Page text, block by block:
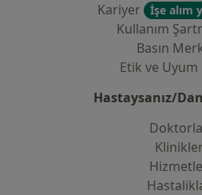
Kariyer
İşe alım
Kullanım
Basın
Etik ve Uyum
Hastaysanız/
Klinikler